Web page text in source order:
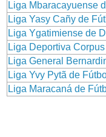
Liga Mbaracayuense
Liga Yasy Cañy de
Liga Ygatimiense de
Liga Deportiva
Liga General
Liga Yvy Pytã de
Liga Maracaná de